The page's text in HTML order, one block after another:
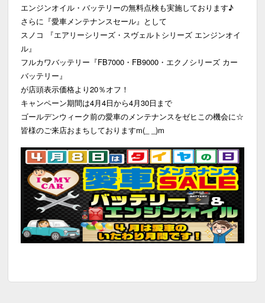
エンジンオイル・バッテリーの無料点検も実施しております♪
さらに『愛車メンテナンスセール』として
スノコ 『エアリーシリーズ・スヴェルトシリーズ エンジンオイ
ル』
フルカワバッテリー『FB7000・FB9000・エクノシリーズ カー
バッテリー』
が店頭表示価格より20％オフ！
キャンペーン期間は4月4日から4月30日まで
ゴールデンウィーク前の愛車のメンテナンスをゼヒこの機会に☆
皆様のご来店おまちしておりますm(_ _)m